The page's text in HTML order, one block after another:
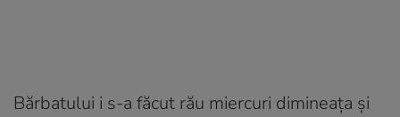
Bărbatului i s-a făcut rău miercuri dimineaţa şi